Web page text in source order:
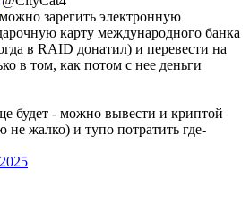
зарегить электронную
карту международного банка
в RAID донатил) и перевести на
в том, как потом с нее деньги
будет - можно вывести и криптой
не жалко) и тупо потратить где-